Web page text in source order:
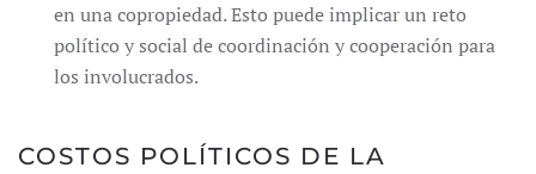
en una copropiedad. Esto puede implicar un reto
político y social de coordinación y cooperación para
los involucrados.
COSTOS POLÍTICOS DE LA